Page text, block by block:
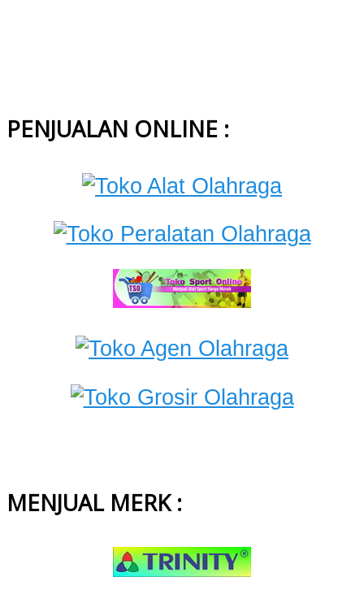
PENJUALAN ONLINE :
MENJUAL MERK :